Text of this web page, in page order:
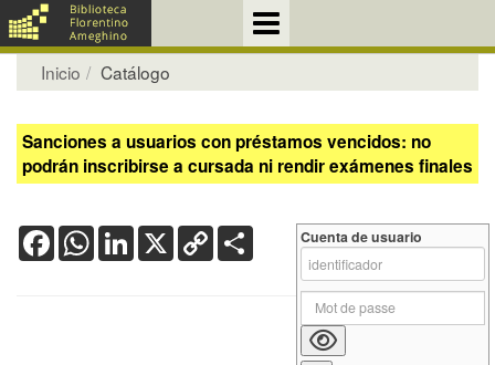
Inicio Catálogo
Sanciones a usuarios con préstamos vencidos: no
podrán inscribirse a cursada ni rendir exámenes finales
FacebookWhatsApp
LinkedIn
X Copy
Link
Cuenta de usuario